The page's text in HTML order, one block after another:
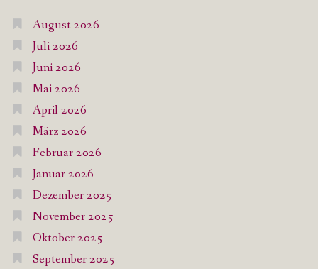
August 2026
Juli 2026
Juni 2026
Mai 2026
April 2026
März 2026
Februar 2026
Januar 2026
Dezember 2025
November 2025
Oktober 2025
September 2025